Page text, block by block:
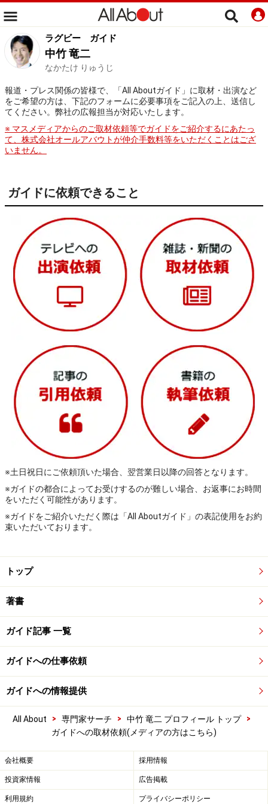
ラグビー ガイド
中竹 竜二
なかたけ りゅうじ
報道・プレス関係の皆様で、「All Aboutガイド」に取材・出演など
をご希望の方は、下記のフォームに必要事項をご記入の上、送信し
てください。弊社の広報担当が対応いたします。
※ マスメディアからのご取材依頼等でガイドをご紹介するにあたっ
て、株式会社オールアバウトが仲介手数料等をいただくことはござ
いません。
ガイドに依頼できること
※土日祝日にご依頼頂いた場合、翌営業日以降の回答となります。
※ガイドの都合によってお受けするのが難しい場合、お返事にお時間
をいただく可能性があります。
※ガイドをご紹介いただく際は「All Aboutガイド」の表記使用をお約
束いただいております。
トップ
著書
ガイド記事 一覧
ガイドへの仕事依頼
ガイドへの情報提供
All About > 専門家サーチ > 中竹 竜二 プロフィール トップ
>
ガイドへの取材依頼(メディアの方はこちら)
会社概要 採用情報
投資家情報 広告掲載
利用規約 プライバシーポリシー